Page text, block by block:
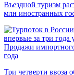
Въездной туризм
млн иностранных
Продажи
года
Три четверти ввоза